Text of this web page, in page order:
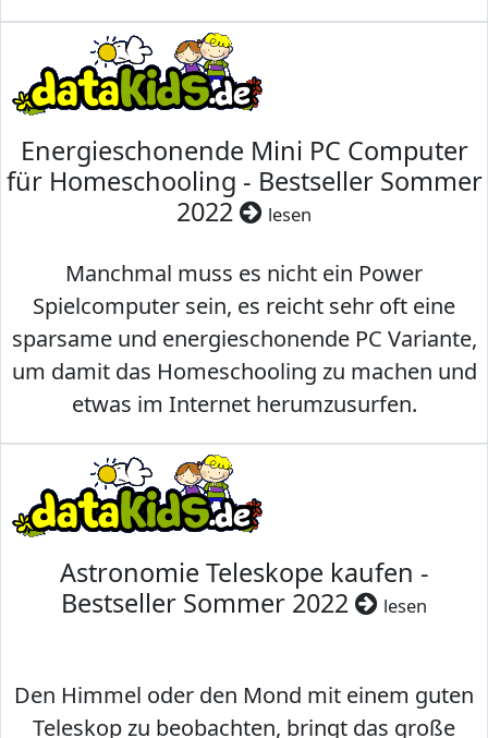
Energieschonende Mini PC Computer
für Homeschooling - Bestseller Sommer
2022
lesen
Manchmal muss es nicht ein Power
Spielcomputer sein, es reicht sehr oft eine
sparsame und energieschonende PC Variante,
um damit das Homeschooling zu machen und
etwas im Internet herumzusurfen.
Astronomie Teleskope kaufen -
Bestseller Sommer 2022
lesen
Den Himmel oder den Mond mit einem guten
Teleskop zu beobachten, bringt das große